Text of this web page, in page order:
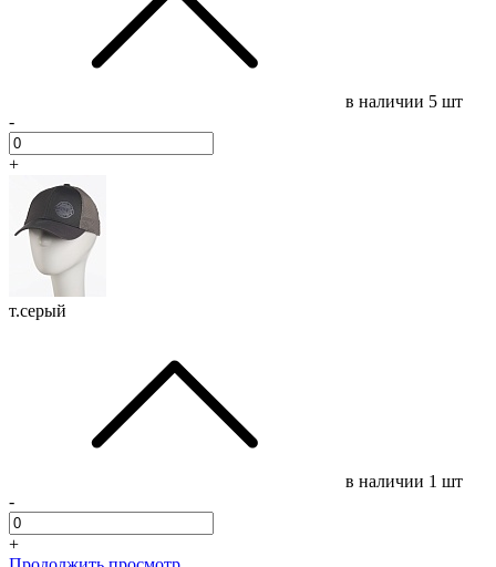
в наличии 5 шт
-
+
т.серый
в наличии 1 шт
-
+